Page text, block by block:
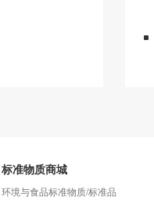
标准物质商城
环境与食品标准物质/标准品